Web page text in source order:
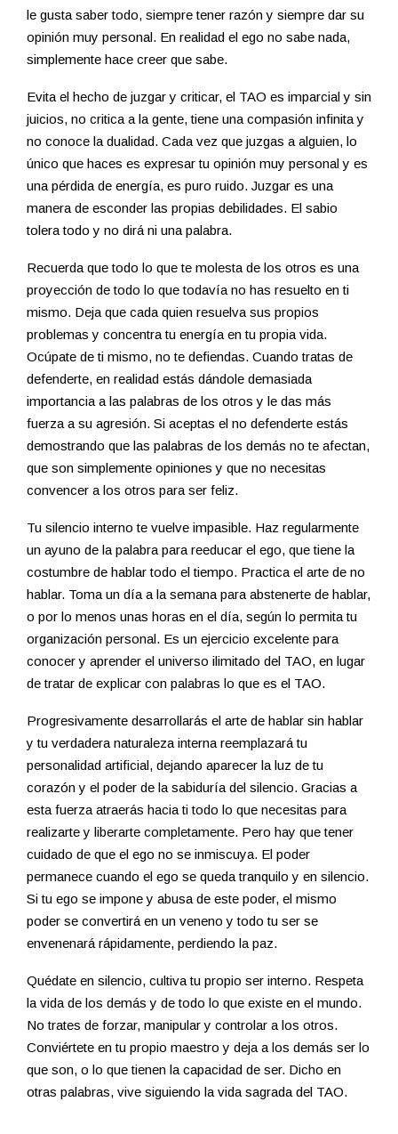
le gusta saber todo, siempre tener razón y siempre dar su
opinión muy personal. En realidad el ego no sabe nada,
simplemente hace creer que sabe.
Evita el hecho de juzgar y criticar, el TAO es imparcial y sin
juicios, no critica a la gente, tiene una compasión infinita y
no conoce la dualidad. Cada vez que juzgas a alguien, lo
único que haces es expresar tu opinión muy personal y es
una pérdida de energía, es puro ruido. Juzgar es una
manera de esconder las propias debilidades. El sabio
tolera todo y no dirá ni una palabra.
Recuerda que todo lo que te molesta de los otros es una
proyección de todo lo que todavía no has resuelto en ti
mismo. Deja que cada quien resuelva sus propios
problemas y concentra tu energía en tu propia vida.
Ocúpate de ti mismo, no te defiendas. Cuando tratas de
defenderte, en realidad estás dándole demasiada
importancia a las palabras de los otros y le das más
fuerza a su agresión. Si aceptas el no defenderte estás
demostrando que las palabras de los demás no te afectan,
que son simplemente opiniones y que no necesitas
convencer a los otros para ser feliz.
Tu silencio interno te vuelve impasible. Haz regularmente
un ayuno de la palabra para reeducar el ego, que tiene la
costumbre de hablar todo el tiempo. Practica el arte de no
hablar. Toma un día a la semana para abstenerte de hablar,
o por lo menos unas horas en el día, según lo permita tu
organización personal. Es un ejercicio excelente para
conocer y aprender el universo ilimitado del TAO, en lugar
de tratar de explicar con palabras lo que es el TAO.
Progresivamente desarrollarás el arte de hablar sin hablar
y tu verdadera naturaleza interna reemplazará tu
personalidad artificial, dejando aparecer la luz de tu
corazón y el poder de la sabiduría del silencio. Gracias a
esta fuerza atraerás hacia ti todo lo que necesitas para
realizarte y liberarte completamente. Pero hay que tener
cuidado de que el ego no se inmiscuya. El poder
permanece cuando el ego se queda tranquilo y en silencio.
Si tu ego se impone y abusa de este poder, el mismo
poder se convertirá en un veneno y todo tu ser se
envenenará rápidamente, perdiendo la paz.
Quédate en silencio, cultiva tu propio ser interno. Respeta
la vida de los demás y de todo lo que existe en el mundo.
No trates de forzar, manipular y controlar a los otros.
Conviértete en tu propio maestro y deja a los demás ser lo
que son, o lo que tienen la capacidad de ser. Dicho en
otras palabras, vive siguiendo la vida sagrada del TAO.